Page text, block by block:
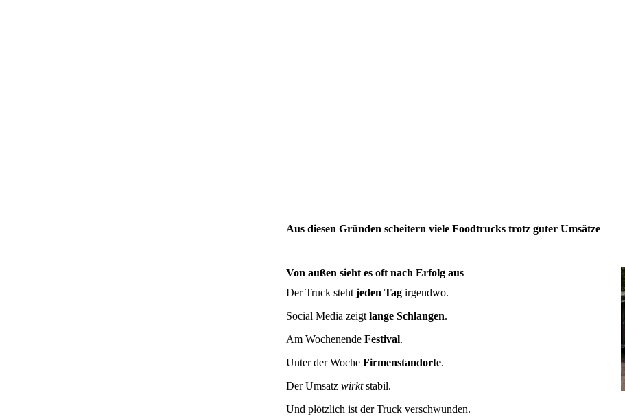
Aus diesen Gründen scheitern viele Foodtrucks trotz guter Umsätze
Von außen sieht es oft nach Erfolg aus
Der Truck steht jeden Tag irgendwo.
Social Media zeigt lange Schlangen.
Am Wochenende Festival.
Unter der Woche Firmenstandorte.
Der Umsatz wirktstabil.
Und plötzlich ist der Truck verschwunden.